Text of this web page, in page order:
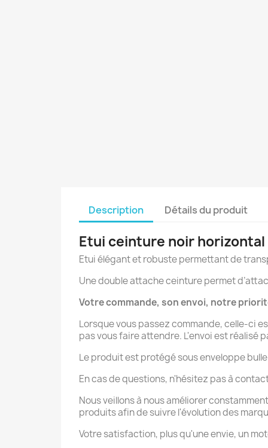
Description Détails du produit
Etui ceinture noir horizontal
Etui élégant et robuste permettant de
Une double attache ceinture permet
Votre commande, son envoi, notre
Lorsque vous passez commande, celle-ci
pas vous faire attendre. L'envoi est réalisé
Le produit est protégé sous enveloppe
En cas de questions, n'hésitez pas à
Nous veillons à nous améliorer
produits afin de suivre l'évolution des
Votre satisfaction, plus qu'une envie, un